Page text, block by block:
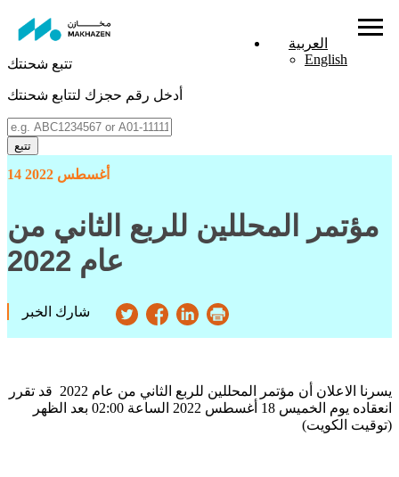
العربية
English
تتبع شحنتك
أدخل رقم حجزك لتتابع شحنتك
تتبع
14 أغسطس 2022
مؤتمر المحللين للربع الثاني من
عام 2022
شارك الخبر
ي
سرنا الاعلان أن مؤتمر المحللين للربع الثاني من عام 2022 قد تقرر
انعقاده يوم الخميس 18 أغسطس 2022 الساعة 02:00 بعد الظهر
(توقيت الكويت)